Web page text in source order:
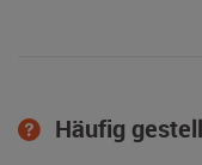
Häufig